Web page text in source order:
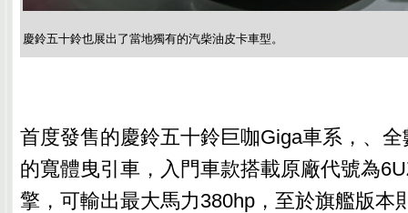
慶鈴五十鈴也展出了當地獨有的汽柴油皮卡車型。
首度發售的慶鈴五十鈴巨咖Giga車系，、
的寬體曳引車，入門車款搭載原廠代號為
擎，可輸出最大馬力380hp，至於旗艦版本